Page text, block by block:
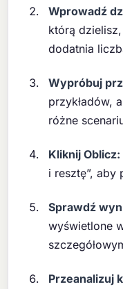
Wprowadź
którą
dodatnia
Wypróbuj
przykładów,
różne
Kliknij Oblicz:
i resztę”, aby
Sprawdź
wyświetlone
Przeanalizuj